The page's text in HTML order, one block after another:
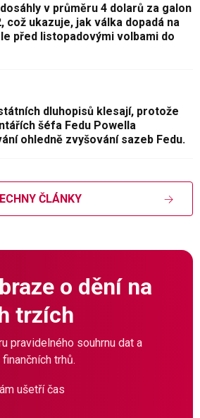
v průměru 4 dolarů za galon
což ukazuje, jak válka dopadá na
před listopadovými volbami do
dluhopisů klesají, protože
šéfa Fedu Powella
ohledně zvyšování sazeb Fedu.
ČLÁNKY
o dění na
trzích
pravidelného souhrnu dat a
trhů.
ušetří čas